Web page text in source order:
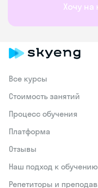
Хочу на
Все курсы
Стоимость занятий
Процесс обучения
Платформа
Отзывы
Наш подход к обучению
Репетиторы и